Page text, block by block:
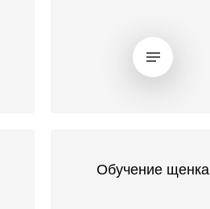
Обучение щенка